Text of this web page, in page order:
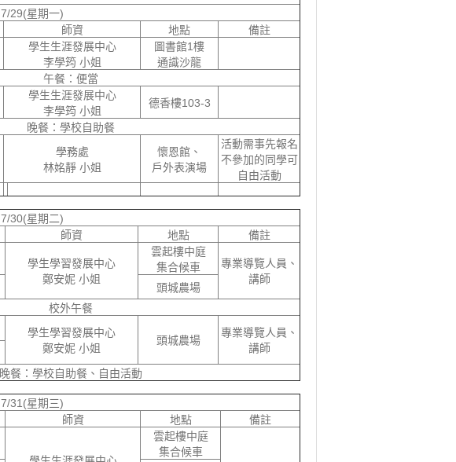
7/29(星期一)
師資 地點
備註
學生生涯發展中心
李學筠 小姐
圖書館1樓
通識沙龍
午餐：便當
學生生涯發展中心
李學筠 小姐
德香樓103-3
晚餐：學校自助餐
學務處
林姳靜 小姐
懷恩館、
戶外表演場
活動需事先報名
不參加的同學可
自由活動
7/30(星期二)
師資 地點
備註
學生學習發展中心
鄭安妮 小姐
雲起樓中庭
集合候車
專業導覽人員、
講師
頭城農場
校外午餐
學生學習發展中心
鄭安妮 小姐
頭城農場
專業導覽人員、
講師
晚餐：學校自助餐、自由活動
7/31(星期三)
師資 地點
備註
雲起樓中庭
集合候車